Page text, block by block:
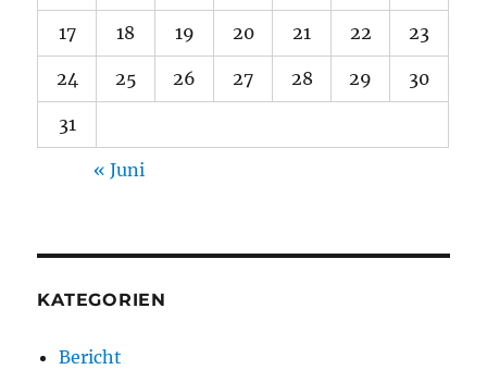
17 18 19 20 21 22 23
24 25 26 27 28 29 30
31
« Juni
KATEGORIEN
Bericht